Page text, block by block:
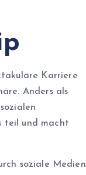
Karriere
Anders als
teil und macht
soziale Medien